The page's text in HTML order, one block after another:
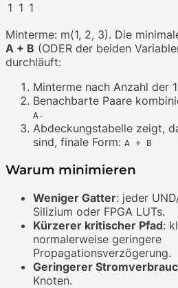
1 1 1
Minterme: m(1, 2, 3). Die
A + B (ODER der beiden
durchläuft:
Minterme nach Anzahl der
Benachbarte Paare
A-
Abdeckungstabelle zeigt,
sind, finale Form: A + B
Warum minimieren
Weniger Gatter: jeder
Silizium oder FPGA LUTs.
Kürzerer kritischer Pfad:
normalerweise geringere
Propagationsverzögerung.
Geringerer
Knoten.